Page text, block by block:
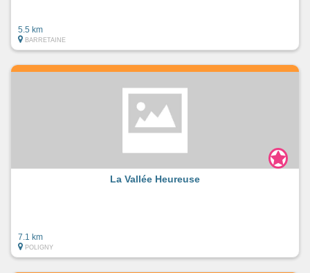
5.5 km
BARRETAINE
La Vallée Heureuse
7.1 km
POLIGNY